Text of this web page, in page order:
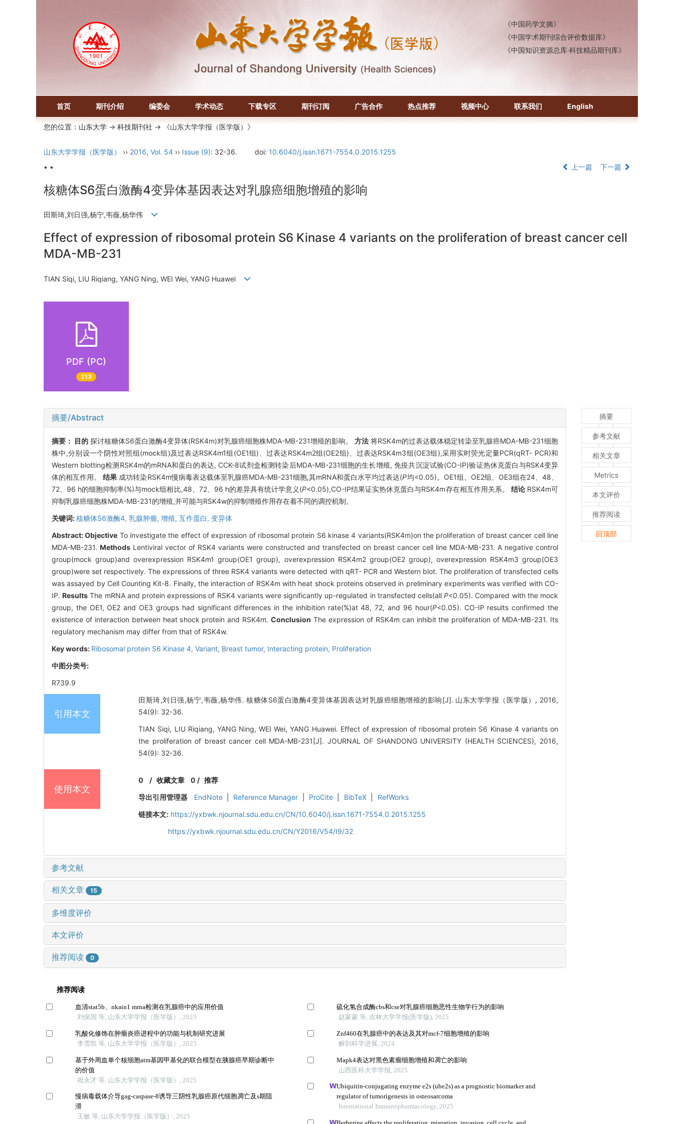
《中国学术期刊综合评价数据库》
《中国知识资源总库·科技精品期刊库》
首页 期刊介绍 编委会 学术动态 下载专区 期刊订阅 广告合作 热点推荐 视频中心 联系我们 English
您的位置： 山东大学 -> 科技期刊社 -> 《山东大学学报（医学版）》
山东大学学报（医学版） ›› 2016, Vol. 54 ›› Issue (9): 32-36. doi: 10.6040/j.issn.1671-7554.0.2015.1255
• •
上一篇 下一篇
核糖体S6蛋白激酶4变异体基因表达对乳腺癌细胞增殖的影响
田斯琦,刘日强,杨宁,韦薇,杨华伟
Effect of expression of ribosomal protein S6 Kinase 4 variants on the proliferation of breast cancer cell
MDA-MB-231
TIAN Siqi, LIU Riqiang, YANG Ning, WEI Wei, YANG Huawei
PDF (PC)
213
摘要/Abstract
摘要： 目的 探讨核糖体S6蛋白激酶4变异体(RSK4m)对乳腺癌细胞株MDA-MB-231增殖的影响。 方法 将RSK4m的过表达载体稳定转染至乳腺癌MDA-MB-231细胞
株中,分别设一个阴性对照组(mock组)及过表达RSK4m1组(OE1组)、过表达RSK4m2组(OE2组)、过表达RSK4m3组(OE3组),采用实时荧光定量PCR(qRT- PCR)和
Western blotting检测RSK4m的mRNA和蛋白的表达, CCK-8试剂盒检测转染后MDA-MB-231细胞的生长增殖, 免疫共沉淀试验(CO-IP)验证热休克蛋白与RSK4变异
体的相互作用。结果 成功转染RSK4m慢病毒表达载体至乳腺癌MDA-MB-231细胞,其mRNA和蛋白水平均过表达(P均<0.05)。OE1组、OE2组、OE3组在24、48、
72、96 h的细胞抑制率(%)与mock组相比,48、72、96 h的差异具有统计学意义(P<0.05),CO-IP结果证实热休克蛋白与RSK4m存在相互作用关系。 结论RSK4m可
抑制乳腺癌细胞株MDA-MB-231的增殖,并可能与RSK4w的抑制增殖作用存在着不同的调控机制。
关键词:核糖体S6激酶4, 乳腺肿瘤, 增殖, 互作蛋白, 变异体
Abstract:Objective To investigate the effect of expression of ribosomal protein S6 kinase 4 variants(RSK4m)on the proliferation of breast cancer cell line
MDA-MB-231. Methods Lentiviral vector of RSK4 variants were constructed and transfected on breast cancer cell line MDA-MB-231. A negative control
group(mock group)and overexpression RSK4m1 group(OE1 group), overexpression RSK4m2 group(OE2 group), overexpression RSK4m3 group(OE3
group)were set respectively. The expressions of three RSK4 variants were detected with qRT- PCR and Western blot. The proliferation of transfected cells
was assayed by Cell Counting Kit-8. Finally, the interaction of RSK4m with heat shock proteins observed in preliminary experiments was verified with CO-
IP.Results The mRNA and protein expressions of RSK4 variants were significantly up-regulated in transfected cells(allP<0.05). Compared with the mock
group, the OE1, OE2 and OE3 groups had significant differences in the inhibition rate(%)at 48, 72, and 96 hour(P<0.05). CO-IP results confirmed the
existence of interaction between heat shock protein and RSK4m.Conclusion The expression of RSK4m can inhibit the proliferation of MDA-MB-231. Its
regulatory mechanism may differ from that of RSK4w.
Key words: Ribosomal protein S6 Kinase 4, Variant, Breast tumor, Interacting protein, Proliferation
中图分类号:
R739.9
引用本文
田斯琦,刘日强,杨宁,韦薇,杨华伟. 核糖体S6蛋白激酶4变异体基因表达对乳腺癌细胞增殖的影响[J]. 山东大学学报（医学版）, 2016,
54(9): 32-36.
TIAN Siqi, LIU Riqiang, YANG Ning, WEI Wei, YANG Huawei. Effect of expression of ribosomal protein S6 Kinase 4 variants on
the proliferation of breast cancer cell MDA-MB-231[J]. JOURNAL OF SHANDONG UNIVERSITY (HEALTH SCIENCES), 2016,
54(9): 32-36.
使用本文
0 /收藏文章 0 / 推荐
导出引用管理器
EndNote Reference Manager ProCite BibTeX
RefWorks
链接本文: https://yxbwk.njournal.sdu.edu.cn/CN/10.6040/j.issn.1671-7554.0.2015.1255
https://yxbwk.njournal.sdu.edu.cn/CN/Y2016/V54/I9/32
参考文献
相关文章 15
多维度评价
本文评价
推荐阅读 0
摘要
参考文献
相关文章
Metrics
本文评价
推荐阅读
回顶部